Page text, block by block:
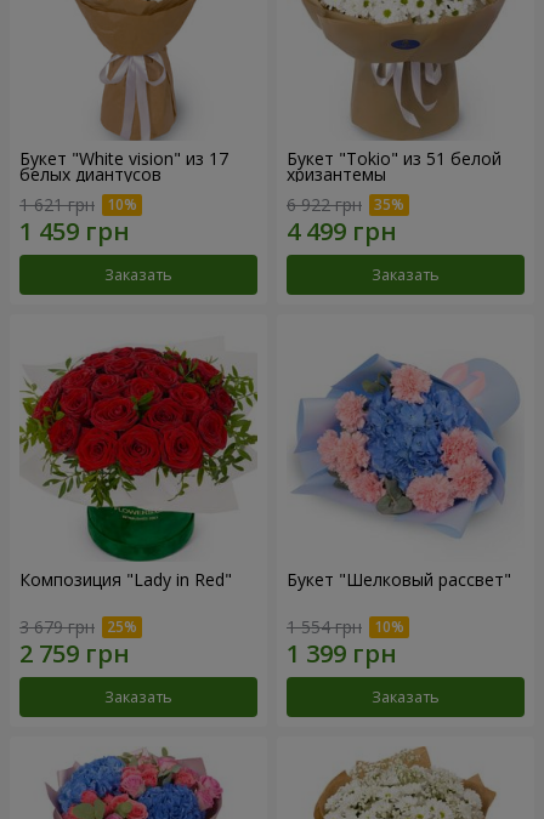
Букет "White vision" из 17
белых диантусов
1 621 грн
Заказать
Букет "Tokio" из 51 белой
хризантемы
6 922 грн
Заказать
Композиция "Lady in Red"
3 679 грн
Заказать
Букет "Шелковый рассвет"
1 554 грн
Заказать